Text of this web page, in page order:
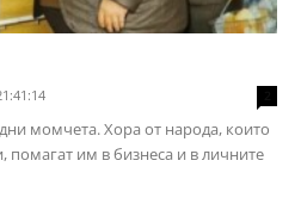
момчета. Хора от народа, които
помагат им в бизнеса и в личните